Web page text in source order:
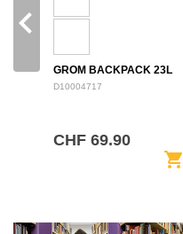
GROM BACKPACK 23L
D10004717
CHF 69.90
shopping_cart
navigate_before